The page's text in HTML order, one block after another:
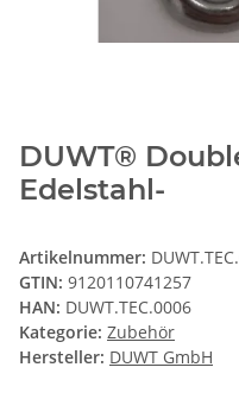
DUWT®
Edelstahl-
Artikelnummer:
GTIN: 9120110741257
HAN: DUWT.TEC.0006
Kategorie: Zubehör
Hersteller: DUWT GmbH